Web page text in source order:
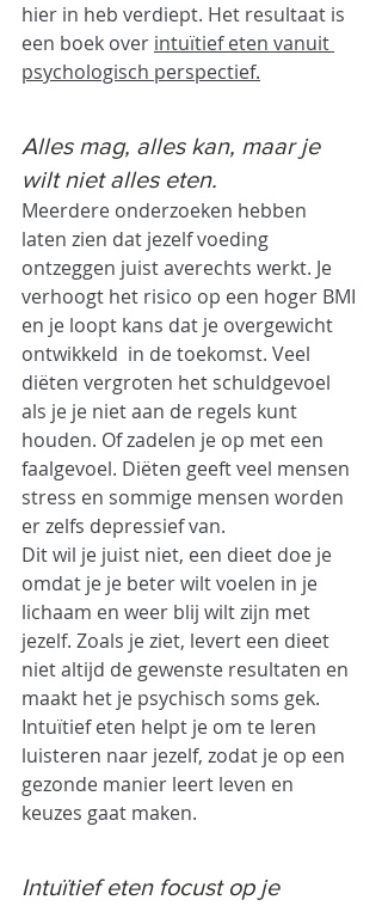
hier in heb verdiept. Het resultaat is
een boek over intuïtief eten vanuit
psychologisch perspectief.
Alles mag, alles kan, maar je
wilt niet alles eten.
Meerdere onderzoeken hebben
laten zien dat jezelf voeding
ontzeggen juist averechts werkt. Je
verhoogt het risico op een hoger BMI
en je loopt kans dat je overgewicht
ontwikkeld  in de toekomst. Veel
diëten vergroten het schuldgevoel
als je je niet aan de regels kunt
houden. Of zadelen je op met een
faalgevoel. Diëten geeft veel mensen
stress en sommige mensen worden
er zelfs depressief van.
Dit wil je juist niet, een dieet doe je
omdat je je beter wilt voelen in je
lichaam en weer blij wilt zijn met
jezelf. Zoals je ziet, levert een dieet
niet altijd de gewenste resultaten en
maakt het je psychisch soms gek.
Intuïtief eten helpt je om te leren
luisteren naar jezelf, zodat je op een
gezonde manier leert leven en
keuzes gaat maken.
Intuïtief eten focust op je